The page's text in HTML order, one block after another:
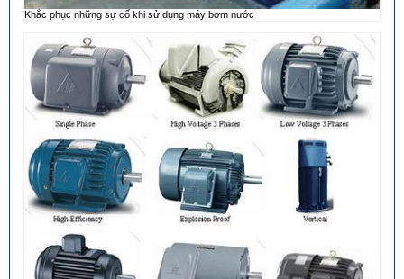
Khắc phục những sự cố khi sử dụng máy bơm nước